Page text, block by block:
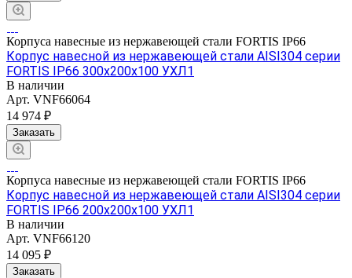
Корпуса навесные из нержавеющей стали FORTIS IP66
Корпус навесной из нержавеющей стали AISI304 серии
FORTIS IP66 300х200х100 УХЛ1
В наличии
Арт. VNF66064
14 974 ₽
Заказать
Корпуса навесные из нержавеющей стали FORTIS IP66
Корпус навесной из нержавеющей стали AISI304 серии
FORTIS IP66 200х200х100 УХЛ1
В наличии
Арт. VNF66120
14 095 ₽
Заказать